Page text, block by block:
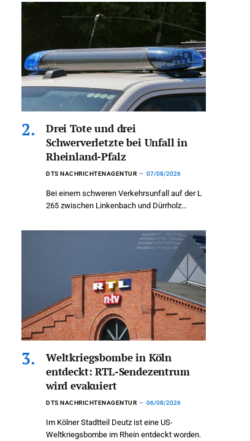
Drei Tote und drei
Schwerverletzte bei Unfall in
Rheinland-Pfalz
DTS NACHRICHTENAGENTUR 07/08/2026
Bei einem schweren Verkehrsunfall auf der L
265 zwischen Linkenbach und Dürrholz…
Weltkriegsbombe in Köln
entdeckt: RTL-Sendezentrum
wird evakuiert
DTS NACHRICHTENAGENTUR 06/08/2026
Im Kölner Stadtteil Deutz ist eine US-
Weltkriegsbombe im Rhein entdeckt worden.